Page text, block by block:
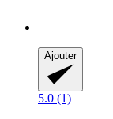
Ajouter
5.0 (1)